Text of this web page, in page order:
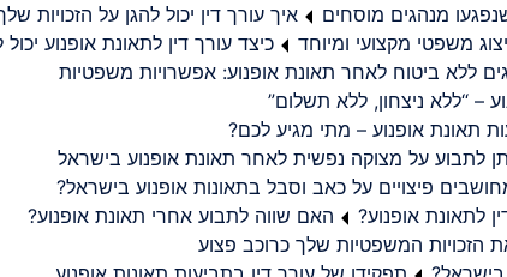
מנהגים מוסחים
איך עורך דין יכול להגן על הזכויות
משפטי מקצועי ומיוחד
כיצד עורך דין לתאונת אופנוע
ללא ביטוח לאחר תאונת אופנוע: אפשרויות משפטיות
– “ללא ניצחון, ללא תשלום”
תאונת אופנוע – מתי מגיע לכם?
לתבוע על מצוקה נפשית לאחר תאונת אופנוע בישראל
פיצויים על כאב וסבל בתאונות אופנוע בישראל?
לתאונת אופנוע?
האם שווה לתבוע אחרי תאונת אופנוע?
הזכויות המשפטיות שלך כרוכב פצוע